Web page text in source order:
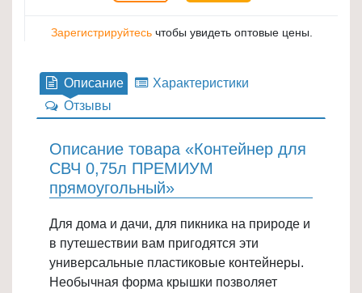
Зарегистрируйтесьчтобы увидеть оптовые цены.
Описание
Характеристики
Отзывы
Описание товара «Контейнер для
СВЧ 0,75л ПРЕМИУМ
прямоугольный»
Для дома и дачи, для пикника на природе и
в путешествии вам пригодятся эти
универсальные пластиковые контейнеры.
Необычная форма крышки позволяет
Товары
ванной
туалета
Товары
детей